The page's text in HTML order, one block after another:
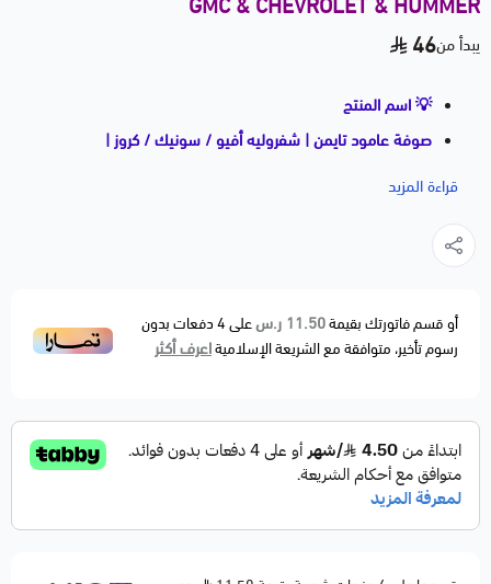
يبدأ من46
💡 اسم المنتج
صوفة عامود تايمن | شفروليه أفيو / سونيك / كروز |
موديلات متعددة | Timing Shaft Seal
ويمنع فقدان الزيت وارتفاع الحرارة. بديل مطابق للمواصفات
الأصلية OEM Fitment، مناسب لعدد كبير من سيارات
🚗 الموديلات المتوافقة
ASUNA
GT — 1993
SE — 1993
قراءة المزيد
أو قسم فاتورتك بقيمة11.50 ر.س على4دفعات بدون
رسوم تأخير، متوافقة مع الشريعة الإسلاميةاعرف أكثر